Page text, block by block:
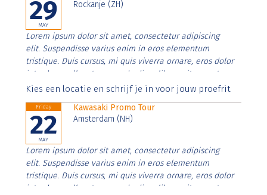
29
MAY
Rockanje (ZH)
Lorem ipsum dolor sit amet, consectetur adipiscing
elit. Suspendisse varius enim in eros elementum
tristique. Duis cursus, mi quis viverra ornare, eros dolor
interdum nulla, ut commodo diam libero vitae erat.
Aenean faucibus nibh et justo cursus id rutrum lorem
Kies een locatie en schrijf je in voor jouw proefrit
Friday
22
MAY
Kawasaki Promo Tour
Amsterdam (NH)
Lorem ipsum dolor sit amet, consectetur adipiscing
elit. Suspendisse varius enim in eros elementum
tristique. Duis cursus, mi quis viverra ornare, eros dolor
interdum nulla, ut commodo diam libero vitae erat.